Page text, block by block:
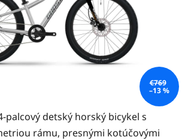
palcový detský horský bicykel s
rámu, presnými kotúčovými
€769
–13 %